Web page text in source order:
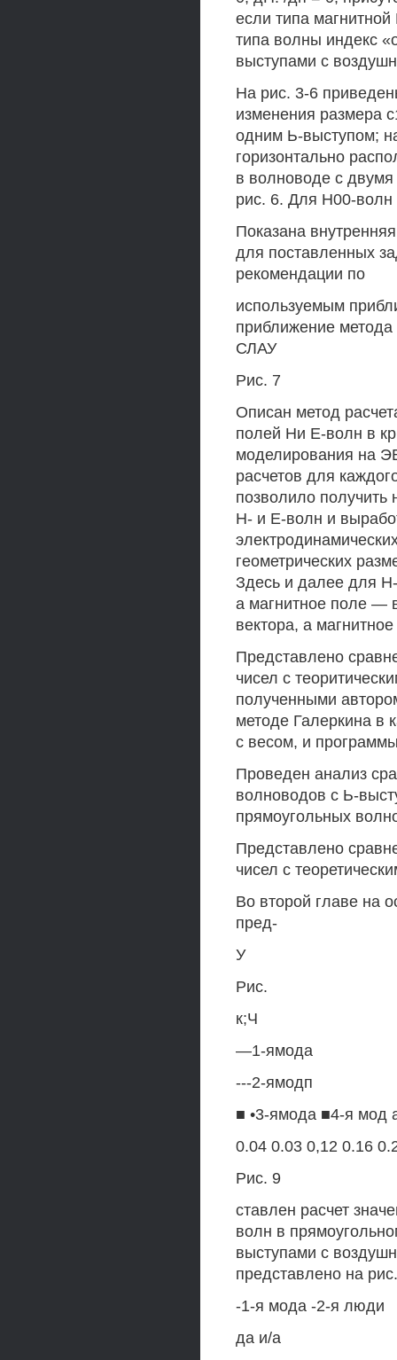
если типа
типа волны индекс
выступами с
На рис. 3-6
изменения размера
одним Ь-выступом;
горизонтально
в волноводе с
рис. 6. Для Н00-
Показана
для поставленных
рекомендации по
используемым
приближение
СЛАУ
Рис. 7
Описан метод
полей Ни Е-волн в
моделирования на
расчетов для
позволило получить
Н- и Е-волн и
геометрических
Здесь и далее для
а магнитное поле —
вектора, а
Представлено
чисел с
полученными
методе Галеркина в
с весом, и
Проведен анализ
волноводов с Ь-
прямоугольных
Представлено
чисел с
Во второй главе на
пред-
У
Рис.
к;Ч
—1-ямода
---2-ямодп
■ •3-ямода ■4-я мод
0.04 0.03 0,12 0.16
Рис. 9
ставлен расчет
волн в
выступами с
представлено на
-1-я мода -2-я люди
да и/а